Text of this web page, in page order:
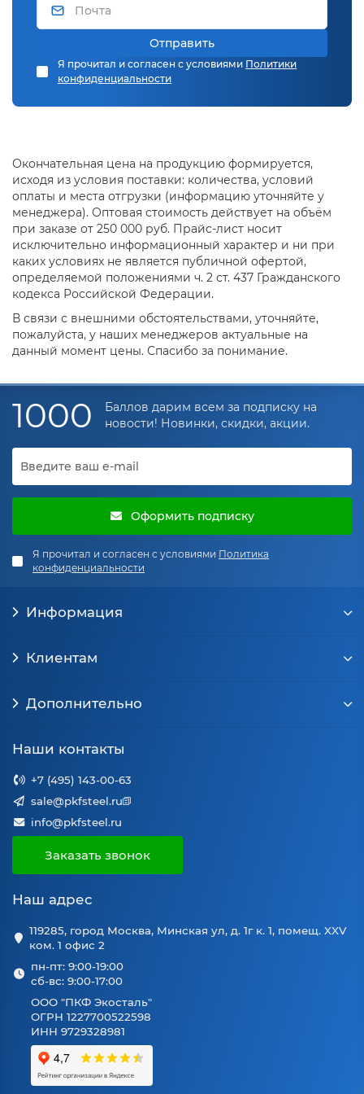
Преимущества сотрудничества с
компанией ПКФ Экосталь
Мы изготовим любую профильную продукцию по
ассортименте.
указанные в договоре.
Для наших постоянных партнеров действуют
особые условия сотрудничества.
Отправить
Я прочитал и согласен с условиями Политики
конфиденциальности
Окончательная цена на продукцию формируется,
исходя из условия поставки: количества, условий
оплаты и места отгрузки (информацию уточняйте у
менеджера). Оптовая стоимость действует на объём
при заказе от 250 000 руб. Прайс-лист носит
исключительно информационный характер и ни при
каких условиях не является публичной офертой,
определяемой положениями ч. 2 ст. 437 Гражданского
кодекса Российской Федерации.
В связи с внешними обстоятельствами, уточняйте,
пожалуйста, у наших менеджеров актуальные на
данный момент цены. Спасибо за понимание.
1000
Баллов дарим всем за подписку на
новости! Новинки, скидки, акции.
Оформить подписку
Я прочитал и согласен с условиями Политика
конфиденциальности
Информация
Клиентам
Дополнительно
Наши контакты
+7 (495) 143-00-63
sale@pkfsteel.ru
info@pkfsteel.ru
Заказать звонок
Наш адрес
119285, город Москва, Минская ул, д. 1г к. 1, помещ. XXV
ком. 1 офис 2
пн-пт: 9:00-19:00
сб-вс: 9:00-17:00
ООО "ПКФ Экосталь"
ОГРН 1227700522598
ИНН 9729328981